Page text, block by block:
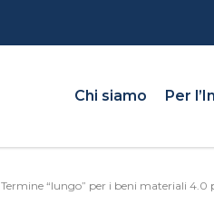
Chi siamo Per
Termine “lungo” per i beni materiali